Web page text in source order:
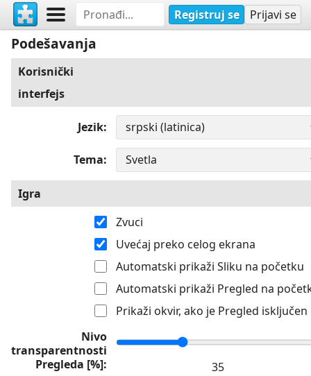
Registruj se Prijavi se
Podešavanja
Korisnički
interfejs
Jezik
Tema
Igra
Zvuci
Uvećaj preko celog ekrana
Automatski prikaži Sliku na početku
Automatski prikaži Pregled na
Prikaži okvir, ako je Pregled isključen
Nivo
transparentnosti
Pregleda [%]